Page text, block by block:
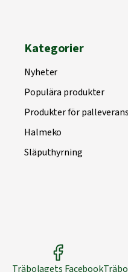
Kategorier
Nyheter
Populära produkter
Produkter för palleverans
Halmeko
Släputhyrning
Träbolagets Facebook